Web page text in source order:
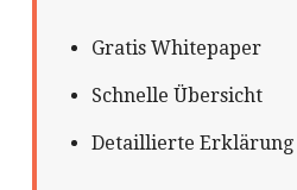
Gratis Whitepaper
Schnelle Übersicht
Detaillierte Erklärung